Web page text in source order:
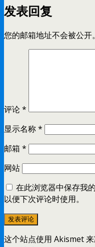
发表回复
您的邮箱地址不会被公开。
评论*
显示名称*
邮箱 *
网站
在此浏览器中保存我
以便下次评论时使用。
这个站点使用 Akismet 来